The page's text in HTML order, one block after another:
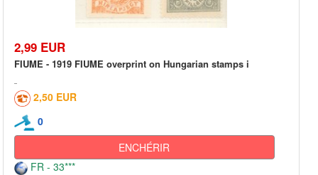
2,99 EUR
FIUME - 1919 FIUME overprint on Hungarian stamps i
2,50 EUR
0
ENCHÉRIR
FR - 33***